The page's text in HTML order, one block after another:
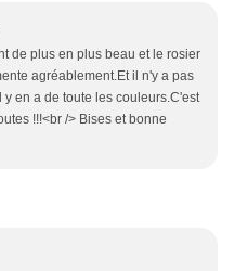
de plus en plus beau et le rosier
agréablement.Et il n'y a pas
en a de toute les couleurs.C'est
!!!<br /> Bises et bonne